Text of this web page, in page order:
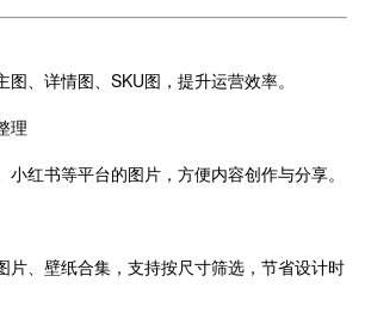
图、详情图、SKU图，提升运营效率。
理
小红书等平台的图片，方便内容创作与分享。
片、壁纸合集，支持按尺寸筛选，节省设计时